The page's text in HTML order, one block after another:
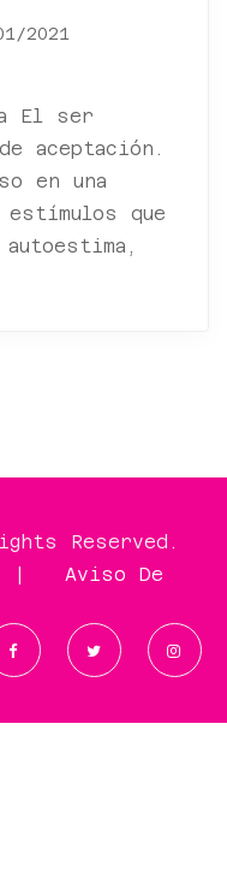
2021
El ser
aceptación.
en una
estímulos que
Reserved.
Aviso De